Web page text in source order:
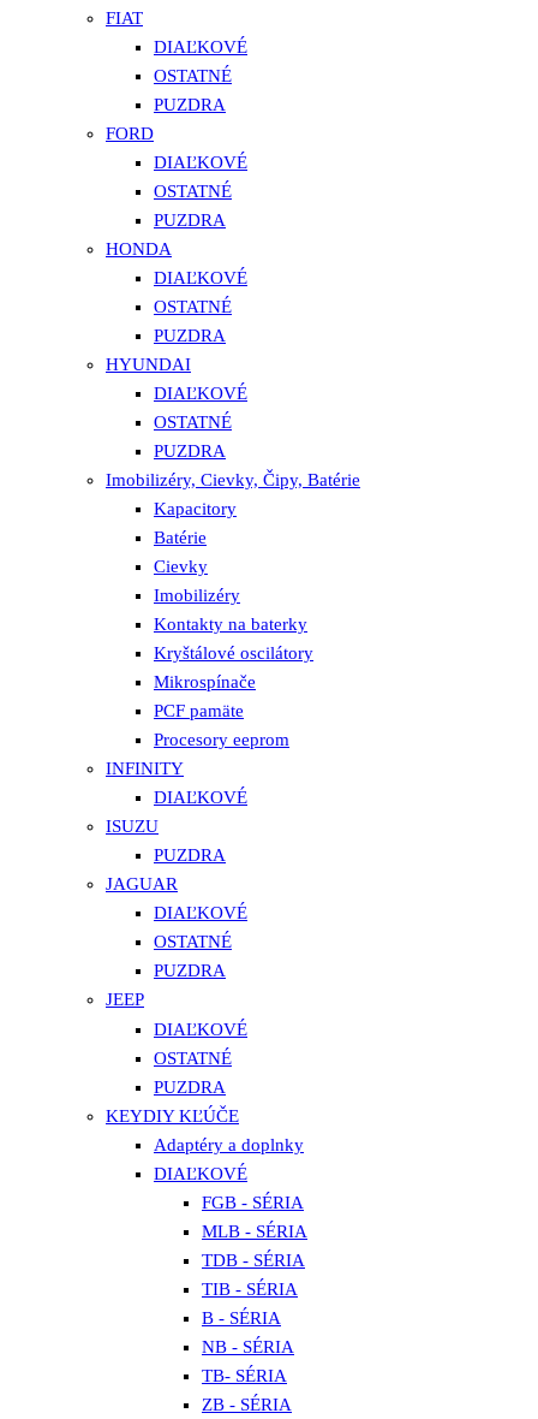
FIAT
DIAĽKOVÉ
OSTATNÉ
PUZDRA
FORD
DIAĽKOVÉ
OSTATNÉ
PUZDRA
HONDA
DIAĽKOVÉ
OSTATNÉ
PUZDRA
HYUNDAI
DIAĽKOVÉ
OSTATNÉ
PUZDRA
Imobilizéry, Cievky, Čipy, Batérie
Kapacitory
Batérie
Cievky
Imobilizéry
Kontakty na baterky
Kryštálové oscilátory
Mikrospínače
PCF pamäte
Procesory eeprom
INFINITY
DIAĽKOVÉ
ISUZU
PUZDRA
JAGUAR
DIAĽKOVÉ
OSTATNÉ
PUZDRA
JEEP
DIAĽKOVÉ
OSTATNÉ
PUZDRA
KEYDIY KĽÚČE
Adaptéry a doplnky
DIAĽKOVÉ
FGB - SÉRIA
MLB - SÉRIA
TDB - SÉRIA
TIB - SÉRIA
B - SÉRIA
NB - SÉRIA
TB- SÉRIA
ZB - SÉRIA